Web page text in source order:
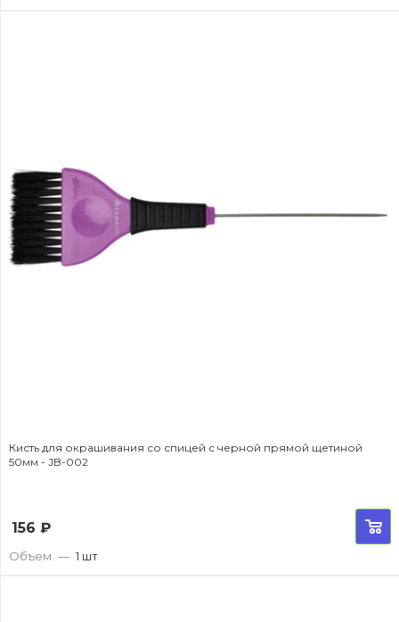
Кисть для окрашивания со спицей с черной прямой щетиной
50мм - JB-002
156 ₽
Объем — 1 шт